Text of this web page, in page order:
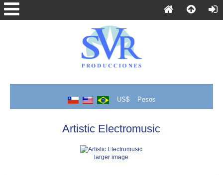
US$ Pesos
Artistic Electromusic
larger image